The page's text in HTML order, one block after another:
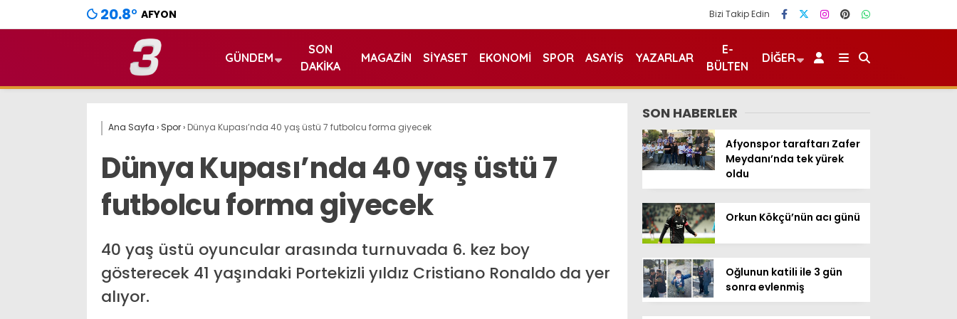
20.8° AFYON Bizi Takip Edin
GÜNDEM
SON
DAKIKA
MAGAZIN SIYASET EKONOMI SPOR ASAYIŞ YAZARLAR
E-
BÜLTEN
DIĞER
Ana Sayfa › Spor› Dünya Kupası’nda 40 yaş üstü 7 futbolcu forma giyecek
Dünya Kupası’nda 40 yaş üstü 7
futbolcu forma giyecek
40 yaş üstü oyuncular arasında turnuvada 6. kez boy
gösterecek 41 yaşındaki Portekizli yıldız Cristiano Ronaldo da yer
alıyor.
SON HABERLER
Afyonspor taraftarı Zafer
Meydanı’nda tek yürek
oldu
Orkun Kökçü’nün acı günü
Oğlunun katili ile 3 gün
sonra evlenmiş